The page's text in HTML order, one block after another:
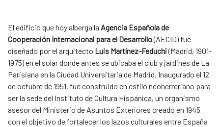
El edificio que hoy alberga la Agencia Española de
Cooperación Internacional para el Desarrollo(AECID) fue
diseñado por el arquitecto Luis Martínez-Feduchi(Madrid, 1901-
1975) en el solar donde antes se ubicaba el club y jardines de La
Parisiana en la Ciudad Universitaria de Madrid. Inaugurado el 12
de octubre de 1951, fue construido en estilo neoherreriano para
ser la sede del Instituto de Cultura Hispánica, un organismo
asesor del Ministerio de Asuntos Exteriores creado en 1945
con el objetivo de fortalecer los lazos culturales entre España